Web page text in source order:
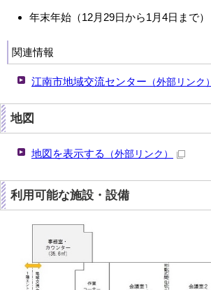
年末年始（12月29日から1月4日まで）
関連情報
江南市地域交流センター （外部リンク）
地図
地図を表示する （外部リンク）
利用可能な施設・設備